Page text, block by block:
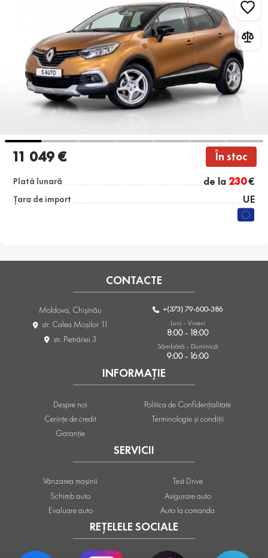
11 049 € În stoc
Plată lunară de la230€
Țara de import UE
SERVICII
Vânzarea mașinii
Schimb auto
Evaluare auto
Test Drive
Asigurare auto
Auto la comanda
INFORMAȚIE
Despre noi
Cerințe de credit
Garanție
Politica de Confidențialitate
Terminologie și condiții
CONTACTE
Moldova, Chişinău
str. Calea Moşilor 11
str. Pietrăriei 3
+(373) 79-600-386
Luni - Vineri
8:00 - 18:00
Sâmbătă - Duminică
9:00 - 16:00
REȚELELE SOCIALE